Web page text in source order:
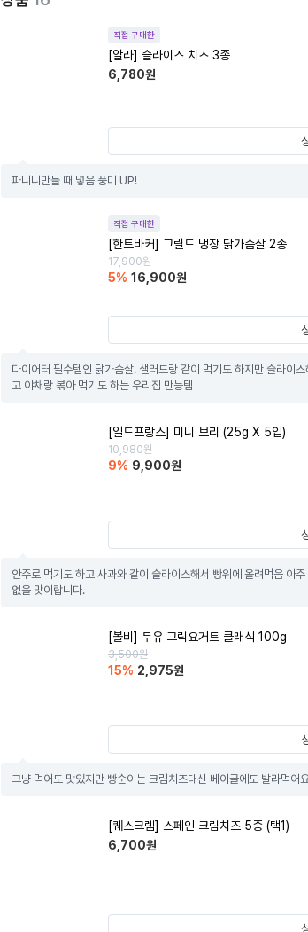
직접 구매한
[알라] 슬라이스 치즈 3종
6,780원
파니니만들 때 넣음 풍미 UP!
직접 구매한
[한트바커] 그릴드 냉장 닭가슴살 2종
17,900원
5% 16,900원
다이어터 필수템인 닭가슴살. 샐러드랑 같이 먹기도 하지만 슬라이
고 야채랑 볶아 먹기도 하는 우리집 만능템
[일드프랑스] 미니 브리 (25g X 5입)
10,980원
9% 9,900원
안주로 먹기도 하고 사과와 같이 슬라이스해서 빵위에 올려먹음 아
없을 맛이랍니다.
[볼비] 두유 그릭요거트 클래식 100g
3,500원
15% 2,975원
그냥 먹어도 맛있지만 빵순이는 크림치즈대신 베이글에도 발라먹어
[퀘스크렘] 스페인 크림치즈 5종 (택1)
6,700원